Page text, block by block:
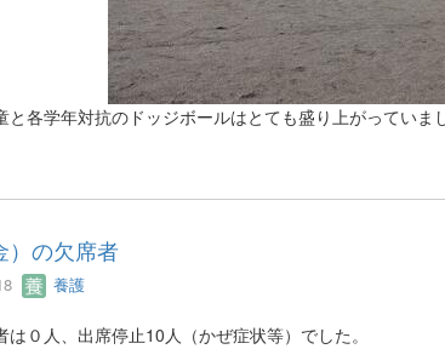
と各学年対抗のドッジボールはとても盛り上がってい
）の欠席者
養護
は０人、出席停止10人（かぜ症状等）でした。